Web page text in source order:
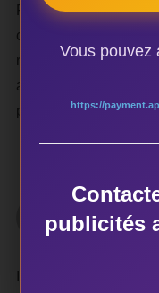
Fusce dapibus, tellus
condimentum nibh, ut
risus. Maecenas sed
amet non magna.
porta felis euismod
Vous pouvez
https://
publicités